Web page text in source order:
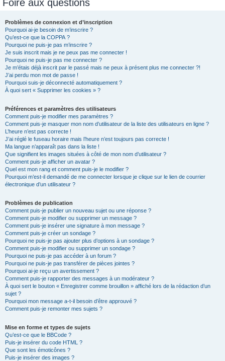
Foire aux questions
Problèmes de connexion et d’inscription
Pourquoi ai-je besoin de m’inscrire ?
Qu’est-ce que la COPPA ?
Pourquoi ne puis-je pas m’inscrire ?
Je suis inscrit mais je ne peux pas me connecter !
Pourquoi ne puis-je pas me connecter ?
Je m’étais déjà inscrit par le passé mais ne peux à présent plus me connecter ?!
J’ai perdu mon mot de passe !
Pourquoi suis-je déconnecté automatiquement ?
À quoi sert « Supprimer les cookies » ?
Préférences et paramètres des utilisateurs
Comment puis-je modifier mes paramètres ?
Comment puis-je masquer mon nom d’utilisateur de la liste des utilisateurs en ligne ?
L’heure n’est pas correcte !
J’ai réglé le fuseau horaire mais l’heure n’est toujours pas correcte !
Ma langue n’apparaît pas dans la liste !
Que signifient les images situées à côté de mon nom d’utilisateur ?
Comment puis-je afficher un avatar ?
Quel est mon rang et comment puis-je le modifier ?
Pourquoi m’est-il demandé de me connecter lorsque je clique sur le lien de courrier
électronique d’un utilisateur ?
Problèmes de publication
Comment puis-je publier un nouveau sujet ou une réponse ?
Comment puis-je modifier ou supprimer un message ?
Comment puis-je insérer une signature à mon message ?
Comment puis-je créer un sondage ?
Pourquoi ne puis-je pas ajouter plus d’options à un sondage ?
Comment puis-je modifier ou supprimer un sondage ?
Pourquoi ne puis-je pas accéder à un forum ?
Pourquoi ne puis-je pas transférer de pièces jointes ?
Pourquoi ai-je reçu un avertissement ?
Comment puis-je rapporter des messages à un modérateur ?
À quoi sert le bouton « Enregistrer comme brouillon » affiché lors de la rédaction d’un
sujet ?
Pourquoi mon message a-t-il besoin d’être approuvé ?
Comment puis-je remonter mes sujets ?
Mise en forme et types de sujets
Qu’est-ce que le BBCode ?
Puis-je insérer du code HTML ?
Que sont les émoticônes ?
Puis-je insérer des images ?